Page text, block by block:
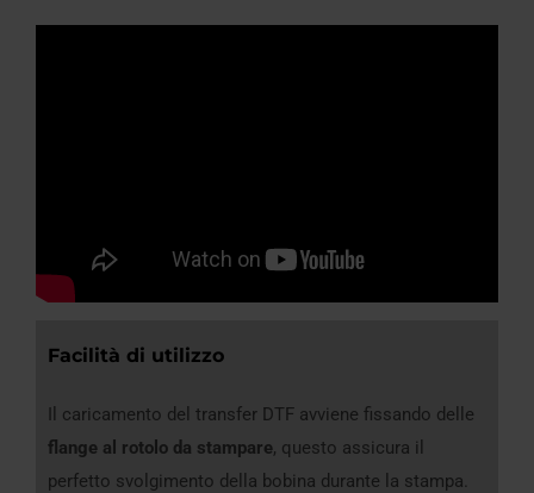
Facilità di utilizzo
Il caricamento del transfer DTF avviene fissando delle
flange al rotolo da stampare, questo assicura il
perfetto svolgimento della bobina durante la stampa.